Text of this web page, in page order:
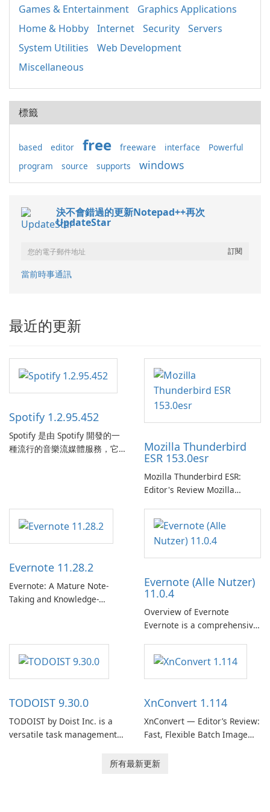
Games & Entertainment
Graphics Applications
Home & Hobby
Internet Security
Servers
System Utilities
Web Development
Miscellaneous
標籤
based editor free freeware interface
Powerful
program
source supports windows
決不會錯過的更新Notepad++再次
UpdateStar
當前時事通訊
最近的更新
Spotify 1.2.95.452
Spotify 是由 Spotify 開發的一
種流行的音樂流媒體服務，它
提供無縫的音樂體驗，讓他們
發現、流式傳輸和欣賞他們最
Spotify …
Mozilla Thunderbird
ESR 153.0esr
Mozilla Thunderbird ESR:
Editor's Review Mozilla
Support Release) is the long-
term support channel of the
Thunderbird desktop email
client designed for
need predictable …
Evernote 11.28.2
Evernote: A Mature Note-
Taking and Knowledge-
capturing, organizing, and
retrieving notes and
reference materials across
Evernote (Alle Nutzer)
11.0.4
Overview of Evernote
Evernote is a comprehensive
software designed to help
users capture, organize, and
access information across
TODOIST 9.30.0
TODOIST by Doist Inc. is a
versatile task management
XnConvert 1.114
XnConvert — Editor’s Review:
Fast, Flexible Batch Image
macOS and Linux XnConvert
所有最新更新